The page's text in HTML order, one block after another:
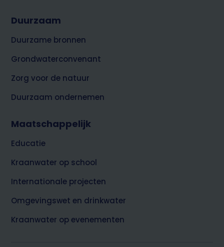
Duurzaam
Duurzame bronnen
Grondwaterconvenant
Zorg voor de natuur
Duurzaam ondernemen
Maatschappelijk
Educatie
Kraanwater op school
Internationale projecten
Omgevingswet en drinkwater
Kraanwater op evenementen